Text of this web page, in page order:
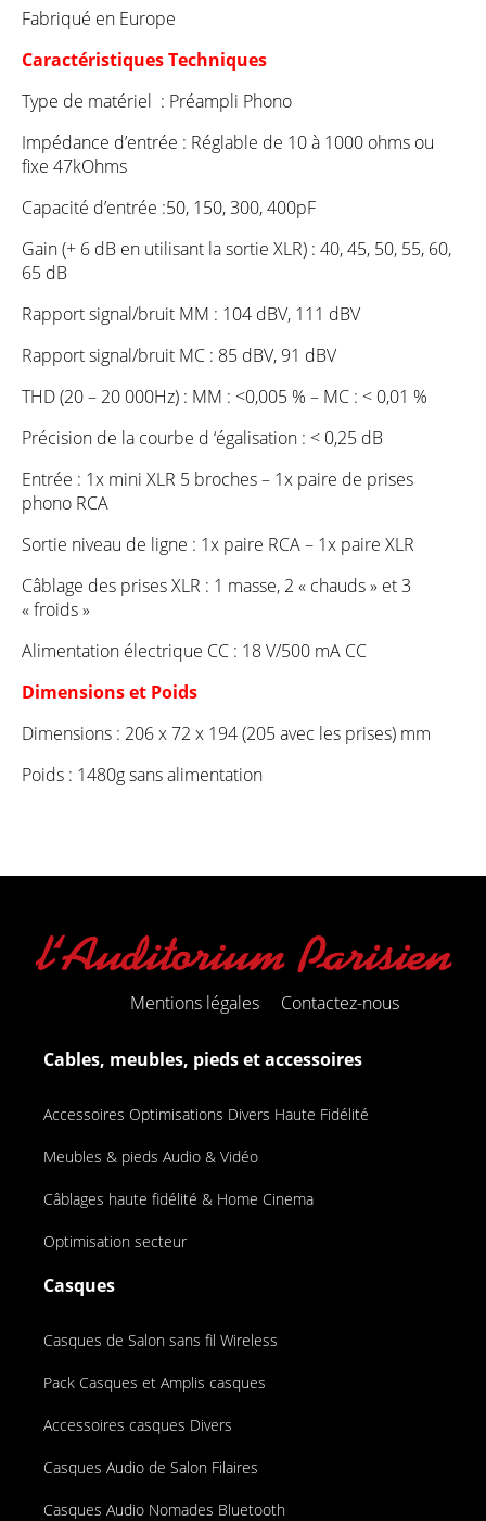
Fabriqué en Europe
Caractéristiques Techniques
Type de matériel : Préampli Phono
Impédance d’entrée : Réglable de 10 à 1000 ohms ou
fixe 47kOhms
Capacité d’entrée :50, 150, 300, 400pF
Gain (+ 6 dB en utilisant la sortie XLR) : 40, 45, 50, 55, 60,
65 dB
Rapport signal/bruit MM : 104 dBV, 111 dBV
Rapport signal/bruit MC : 85 dBV, 91 dBV
THD (20 – 20 000Hz) : MM : <0,005 % – MC : < 0,01 %
Précision de la courbe d ‘égalisation : < 0,25 dB
Entrée : 1x mini XLR 5 broches – 1x paire de prises
phono RCA
Sortie niveau de ligne : 1x paire RCA – 1x paire XLR
Câblage des prises XLR : 1 masse, 2 « chauds » et 3
« froids »
Alimentation électrique CC : 18 V/500 mA CC
Dimensions et Poids
Dimensions : 206 x 72 x 194 (205 avec les prises) mm
Poids : 1480g sans alimentation
Mentions légales Contactez-nous
Cables, meubles, pieds et accessoires
Accessoires Optimisations Divers Haute Fidélité
Meubles & pieds Audio & Vidéo
Câblages haute fidélité & Home Cinema
Optimisation secteur
Casques
Casques de Salon sans fil Wireless
Pack Casques et Amplis casques
Accessoires casques Divers
Casques Audio de Salon Filaires
Casques Audio Nomades Bluetooth